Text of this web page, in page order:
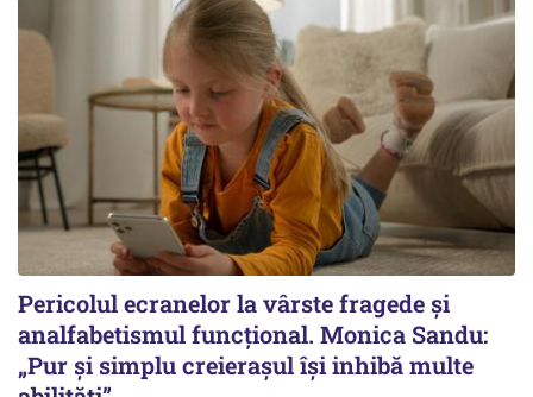
Pericolul ecranelor la vârste fragede și
analfabetismul funcțional. Monica Sandu:
„Pur și simplu creierașul își inhibă multe